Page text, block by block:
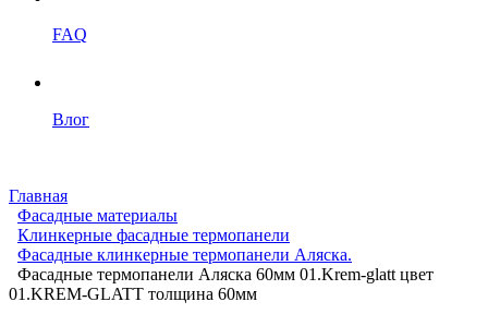
FAQ
Влог
Главная
Фасадные материалы
Клинкерные фасадные термопанели
Фасадные клинкерные термопанели Аляска.
Фасадные термопанели Аляска 60мм 01.Krem-glatt цвет
01.KREM-GLATT толщина 60мм